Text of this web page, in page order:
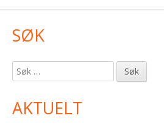
Primær
sidekolonne
SØK
Søk
etter:
AKTUELT